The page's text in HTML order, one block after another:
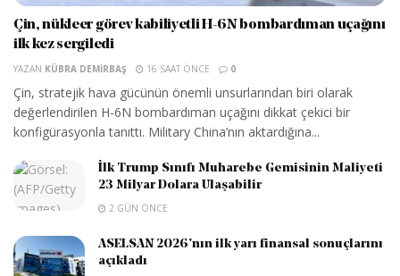
Çin, nükleer görev kabiliyetli H-6N bombardıman uçağını
ilk kez sergiledi
YAZAN KÜBRA DEMIRBAŞ 16 SAAT ÖNCE 0
Çin, stratejik hava gücünün önemli unsurlarından biri olarak
değerlendirilen H-6N bombardıman uçağını dikkat çekici bir
konfigürasyonla tanıttı. Military China’nın aktardığına...
İlk Trump Sınıfı Muharebe Gemisinin Maliyeti
23 Milyar Dolara Ulaşabilir
2 GÜN ÖNCE
ASELSAN 2026’nın ilk yarı finansal sonuçlarını
açıkladı